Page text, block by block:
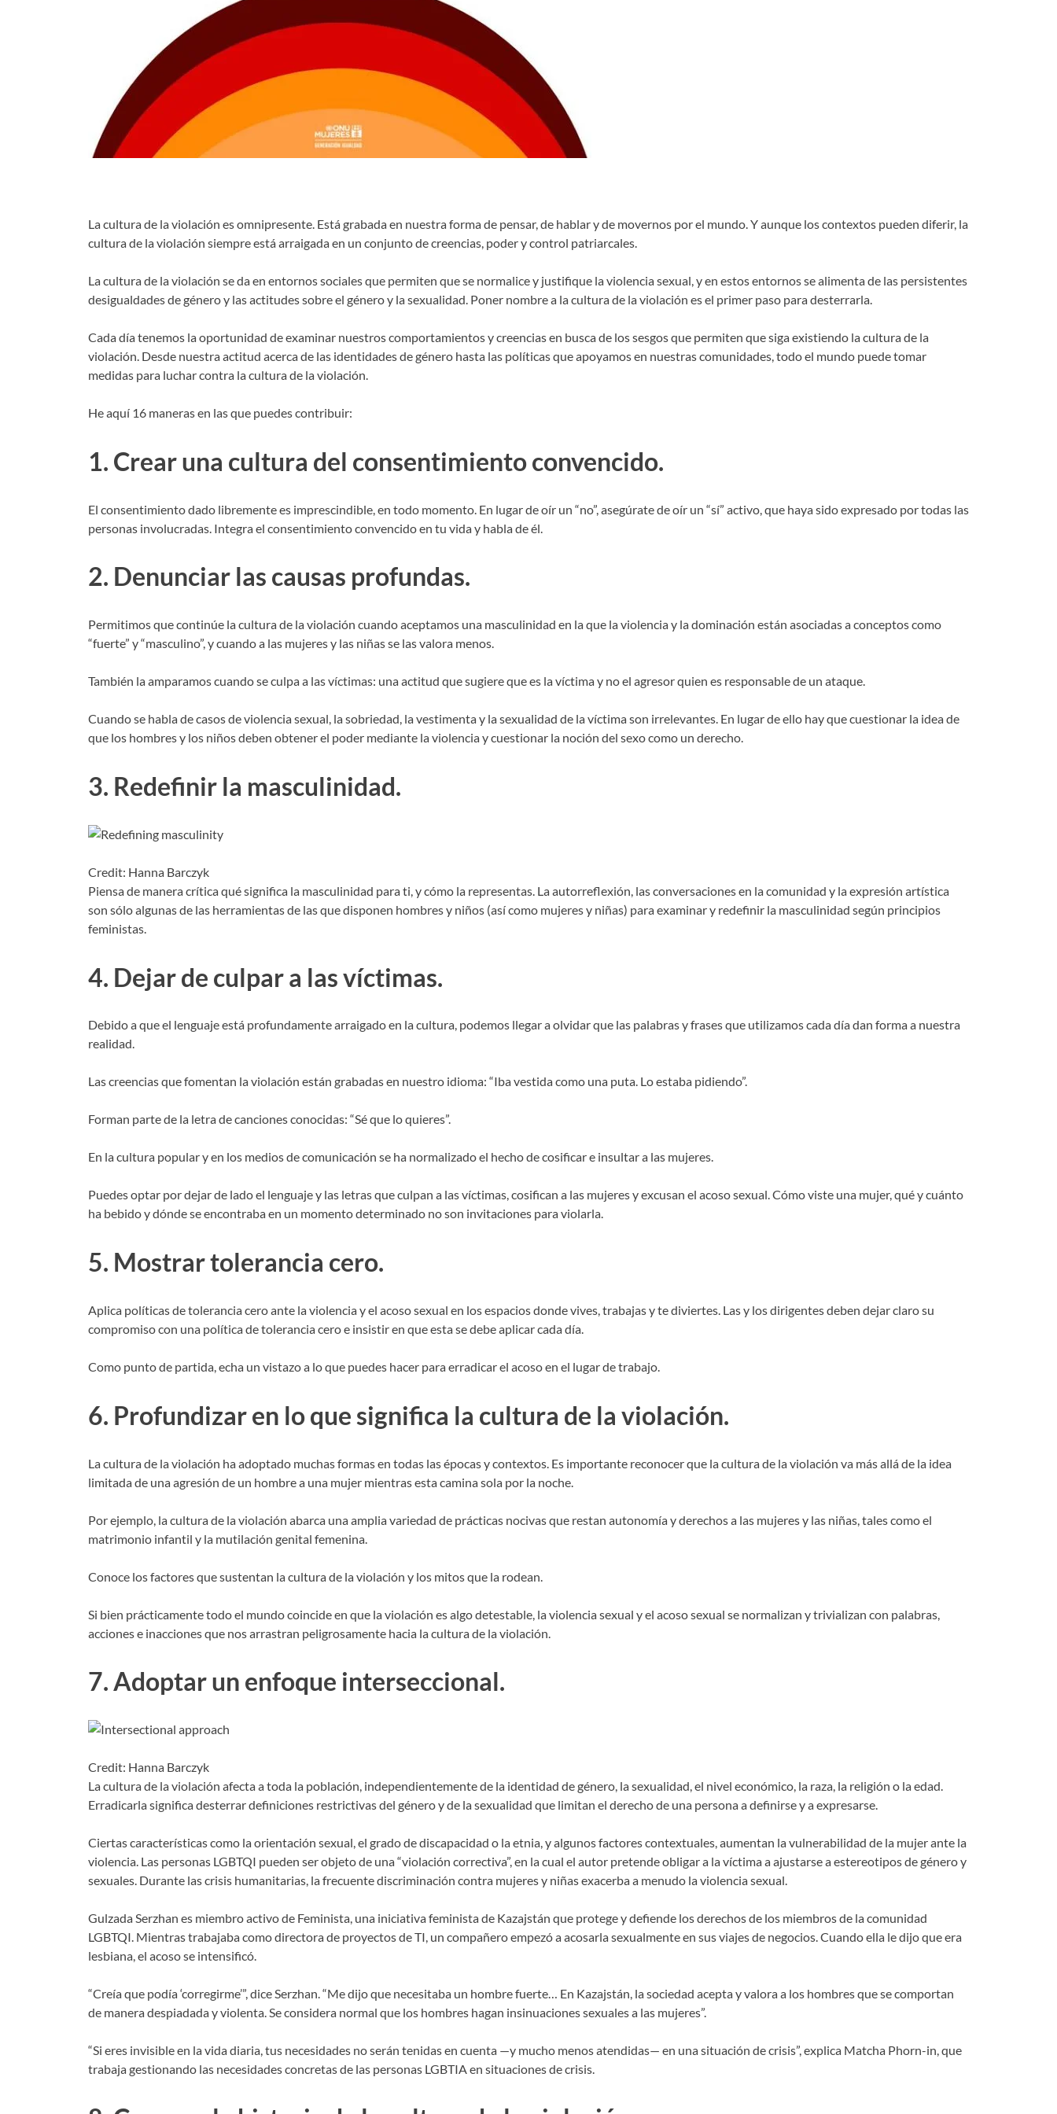
La cultura de la violación es omnipresente. Está grabada en nuestra forma de pensar, de hablar y de movernos por el mundo. Y aunque los contextos pueden diferir, la
cultura de la violación siempre está arraigada en un conjunto de creencias, poder y control patriarcales.
La cultura de la violación se da en entornos sociales que permiten que se normalice y justifique la violencia sexual, y en estos entornos se alimenta de las persistentes
desigualdades de género y las actitudes sobre el género y la sexualidad. Poner nombre a la cultura de la violación es el primer paso para desterrarla.
Cada día tenemos la oportunidad de examinar nuestros comportamientos y creencias en busca de los sesgos que permiten que siga existiendo la cultura de la
violación. Desde nuestra actitud acerca de las identidades de género hasta las políticas que apoyamos en nuestras comunidades, todo el mundo puede tomar
medidas para luchar contra la cultura de la violación.
He aquí 16 maneras en las que puedes contribuir:
1. Crear una cultura del consentimiento convencido.
El consentimiento dado libremente es imprescindible, en todo momento. En lugar de oír un “no”, asegúrate de oír un “sí” activo, que haya sido expresado por todas las
personas involucradas. Integra el consentimiento convencido en tu vida y habla de él.
2. Denunciar las causas profundas.
Permitimos que continúe la cultura de la violación cuando aceptamos una masculinidad en la que la violencia y la dominación están asociadas a conceptos como
“fuerte” y “masculino”, y cuando a las mujeres y las niñas se las valora menos.
También la amparamos cuando se culpa a las víctimas: una actitud que sugiere que es la víctima y no el agresor quien es responsable de un ataque.
Cuando se habla de casos de violencia sexual, la sobriedad, la vestimenta y la sexualidad de la víctima son irrelevantes. En lugar de ello hay que cuestionar la idea de
que los hombres y los niños deben obtener el poder mediante la violencia y cuestionar la noción del sexo como un derecho.
3. Redefinir la masculinidad.
Credit: Hanna Barczyk
Piensa de manera crítica qué significa la masculinidad para ti, y cómo la representas. La autorreflexión, las conversaciones en la comunidad y la expresión artística
son sólo algunas de las herramientas de las que disponen hombres y niños (así como mujeres y niñas) para examinar y redefinir la masculinidad según principios
feministas.
4. Dejar de culpar a las víctimas.
Debido a que el lenguaje está profundamente arraigado en la cultura, podemos llegar a olvidar que las palabras y frases que utilizamos cada día dan forma a nuestra
realidad.
Las creencias que fomentan la violación están grabadas en nuestro idioma: “Iba vestida como una puta. Lo estaba pidiendo”.
Forman parte de la letra de canciones conocidas: “Sé que lo quieres”.
En la cultura popular y en los medios de comunicación se ha normalizado el hecho de cosificar e insultar a las mujeres.
Puedes optar por dejar de lado el lenguaje y las letras que culpan a las víctimas, cosifican a las mujeres y excusan el acoso sexual. Cómo viste una mujer, qué y cuánto
ha bebido y dónde se encontraba en un momento determinado no son invitaciones para violarla.
5. Mostrar tolerancia cero.
Aplica políticas de tolerancia cero ante la violencia y el acoso sexual en los espacios donde vives, trabajas y te diviertes. Las y los dirigentes deben dejar claro su
compromiso con una política de tolerancia cero e insistir en que esta se debe aplicar cada día.
Como punto de partida, echa un vistazo a lo que puedes hacer para erradicar el acoso en el lugar de trabajo.
6. Profundizar en lo que significa la cultura de la violación.
La cultura de la violación ha adoptado muchas formas en todas las épocas y contextos. Es importante reconocer que la cultura de la violación va más allá de la idea
limitada de una agresión de un hombre a una mujer mientras esta camina sola por la noche.
Por ejemplo, la cultura de la violación abarca una amplia variedad de prácticas nocivas que restan autonomía y derechos a las mujeres y las niñas, tales como el
matrimonio infantil y la mutilación genital femenina.
Conoce los factores que sustentan la cultura de la violación y los mitos que la rodean.
Si bien prácticamente todo el mundo coincide en que la violación es algo detestable, la violencia sexual y el acoso sexual se normalizan y trivializan con palabras,
acciones e inacciones que nos arrastran peligrosamente hacia la cultura de la violación.
7. Adoptar un enfoque interseccional.
Credit: Hanna Barczyk
La cultura de la violación afecta a toda la población, independientemente de la identidad de género, la sexualidad, el nivel económico, la raza, la religión o la edad.
Erradicarla significa desterrar definiciones restrictivas del género y de la sexualidad que limitan el derecho de una persona a definirse y a expresarse.
Ciertas características como la orientación sexual, el grado de discapacidad o la etnia, y algunos factores contextuales, aumentan la vulnerabilidad de la mujer ante la
violencia. Las personas LGBTQI pueden ser objeto de una “violación correctiva”, en la cual el autor pretende obligar a la víctima a ajustarse a estereotipos de género y
sexuales. Durante las crisis humanitarias, la frecuente discriminación contra mujeres y niñas exacerba a menudo la violencia sexual.
Gulzada Serzhan es miembro activo de Feminista, una iniciativa feminista de Kazajstán que protege y defiende los derechos de los miembros de la comunidad
LGBTQI. Mientras trabajaba como directora de proyectos de TI, un compañero empezó a acosarla sexualmente en sus viajes de negocios. Cuando ella le dijo que era
lesbiana, el acoso se intensificó.
“Creía que podía ‘corregirme’”, dice Serzhan. “Me dijo que necesitaba un hombre fuerte… En Kazajstán, la sociedad acepta y valora a los hombres que se comportan
de manera despiadada y violenta. Se considera normal que los hombres hagan insinuaciones sexuales a las mujeres”.
“Si eres invisible en la vida diaria, tus necesidades no serán tenidas en cuenta —y mucho menos atendidas— en una situación de crisis”, explica Matcha Phorn-in, que
trabaja gestionando las necesidades concretas de las personas LGBTIA en situaciones de crisis.